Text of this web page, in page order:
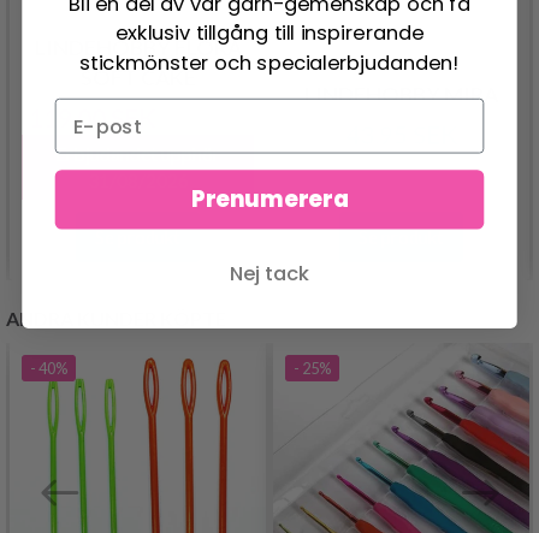
LINDEHOBBY FLORA
SOFT CAKE
119.00 SEK
Erbjudandet upphör
Se produkt
LINDEHOBBY MIRA
Se produkt
ANDRA KUNDER KÖPTE
- 40% - 25%
exklusiv tillgång till inspirerande
stickmönster och specialerbjudanden!
Prenumerera
Nej tack